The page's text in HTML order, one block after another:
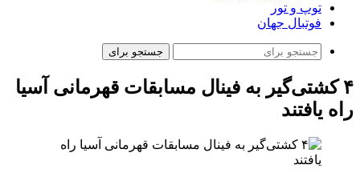
توپ و تور
فوتبال جهان
جستجو برای
۴ کشتی‌گیر به فینال مسابقات قهرمانی آسیا
راه یافتند